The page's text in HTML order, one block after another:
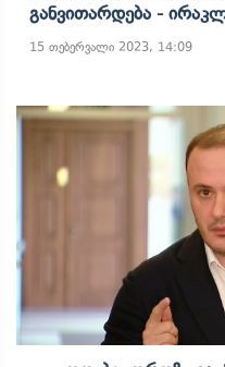
Განვითარდება -
15 თებერვალი 2023, 14:09